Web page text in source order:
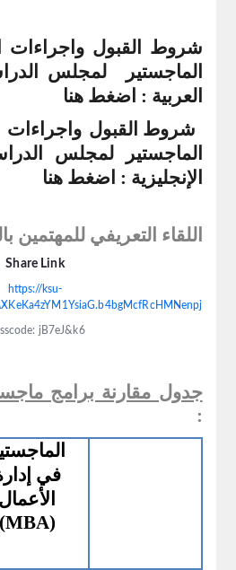
شروط القبول واجراءات
الماجستير لمجلس
العربية : اضغط هنا
شروط القبول واجراءات
الماجستير لمجلس
الإنجليزية : اضغط هنا
اللقاء التعريفي للمهتمين
Share Link
https://ksu-
jB7eJ&k6
جدول مقارنة برامج
:
في
الأعمال
(
MBA
)